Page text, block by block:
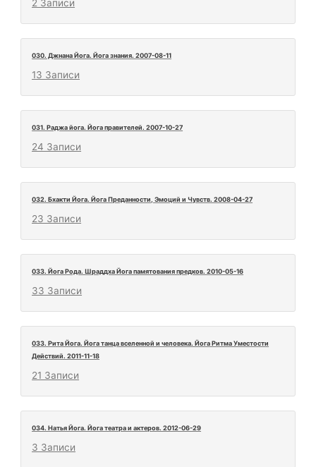
2 Записи
030. Джнана Йога. Йога знания. 2007-08-11
13 Записи
031. Раджа йога. Йога правителей. 2007-10-27
24 Записи
032. Бхакти Йога. Йога Преданности, Эмоций и Чувств. 2008-04-27
23 Записи
033. Йога Рода. Шраддха Йога памятования предков. 2010-05-16
33 Записи
033. Рита Йога. Йога танца вселенной и человека. Йога Ритма Уместости
Действий. 2011-11-18
21 Записи
034. Натья Йога. Йога театра и актеров. 2012-06-29
3 Записи